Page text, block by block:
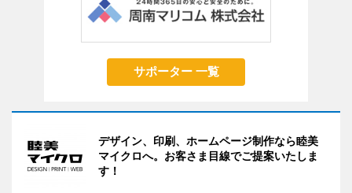
サポーター 一覧
デザイン、印刷、ホームページ制作なら睦美
マイクロへ。お客さま目線でご提案いたしま
す！